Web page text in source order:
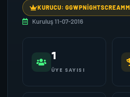
KURUCU: GGWPNIGHTSCREAMM
Kuruluş 11-07-2016
1
ÜYE SAYISI